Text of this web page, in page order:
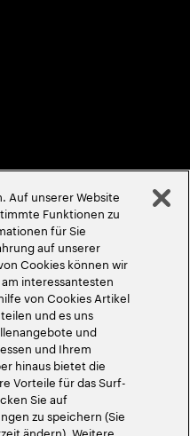
Auf unserer Website
Funktionen zu
für Sie
auf unserer
Cookies können wir
interessantesten
von Cookies Artikel
und es uns
und
und Ihrem
hinaus bietet die
Vorteile für das Surf-
Sie auf
zu speichern (Sie
ändern). Weitere